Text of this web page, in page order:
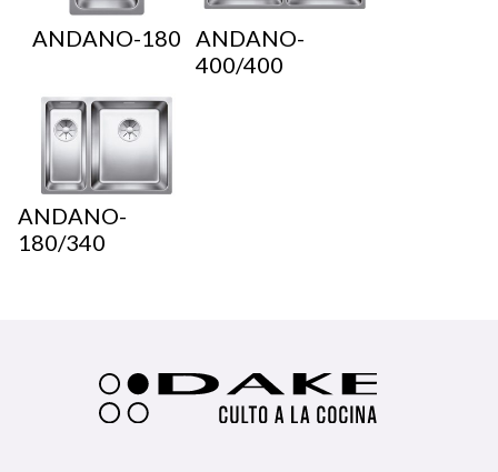
ANDANO-180
ANDANO-
400/400
ANDANO-
180/340